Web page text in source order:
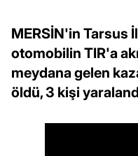
MERSİN'in Tarsus
otomobilin TIR'a
meydana gelen
öldü, 3 kişi